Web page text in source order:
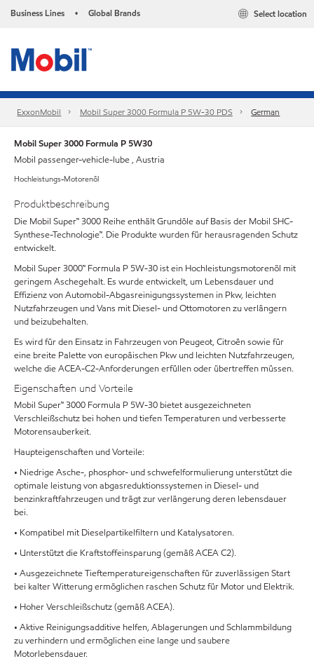
Business Lines • Global Brands Select location
ExxonMobil Mobil Super 3000 Formula P 5W-30 PDS German
Mobil Super 3000 Formula P 5W30
Mobil passenger-vehicle-lube , Austria
Hochleistungs-Motorenöl
Produktbeschreibung
Die Mobil Super™ 3000 Reihe enthält Grundöle auf Basis der Mobil SHC-
Synthese-Technologie™. Die Produkte wurden für herausragenden Schutz
entwickelt.
Mobil Super 3000™ Formula P 5W-30 ist ein Hochleistungsmotorenöl mit
geringem Aschegehalt. Es wurde entwickelt, um Lebensdauer und
Effizienz von Automobil-Abgasreinigungssystemen in Pkw, leichten
Nutzfahrzeugen und Vans mit Diesel- und Ottomotoren zu verlängern
und beizubehalten.
Es wird für den Einsatz in Fahrzeugen von Peugeot, Citroën sowie für
eine breite Palette von europäischen Pkw und leichten Nutzfahrzeugen,
welche die ACEA-C2-Anforderungen erfüllen oder übertreffen müssen.
Eigenschaften und Vorteile
Mobil Super™ 3000 Formula P 5W-30 bietet ausgezeichneten
Verschleißschutz bei hohen und tiefen Temperaturen und verbesserte
Motorensauberkeit.
Haupteigenschaften und Vorteile:
• Niedrige Asche-, phosphor- und schwefelformulierung unterstützt die
optimale leistung von abgasreduktionssystemen in Diesel- und
benzinkraftfahrzeugen und trägt zur verlängerung deren lebensdauer
bei.
• Kompatibel mit Dieselpartikelfiltern und Katalysatoren.
• Unterstützt die Kraftstoffeinsparung (gemäß ACEA C2).
• Ausgezeichnete Tieftemperatureigenschaften für zuverlässigen Start
bei kalter Witterung ermöglichen raschen Schutz für Motor und Elektrik.
• Hoher Verschleißschutz (gemäß ACEA).
• Aktive Reinigungsadditive helfen, Ablagerungen und Schlammbildung
zu verhindern und ermöglichen eine lange und saubere
Motorlebensdauer.